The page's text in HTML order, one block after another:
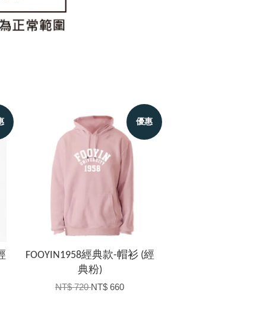
優惠
FOOYIN1958經典款-帽衫 (經
典粉)
NT$ 720NT$ 660